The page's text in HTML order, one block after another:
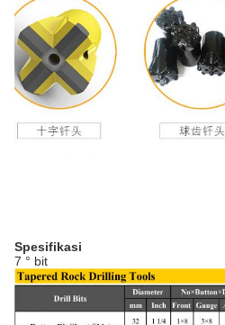
Spesifikasi
7 ° bit